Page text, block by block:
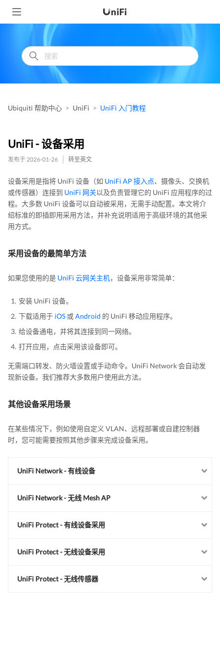
Ubiquiti 帮助中心 UniFi UniFi 入门教程
UniFi - 设备采用
发布于 2026-01-26 转至英文
设备采用是指将 UniFi 设备（如 UniFi AP 接入点、摄像头、交换机
或传感器）连接到 UniFi 网关以及负责管理它的 UniFi 应用程序的过
程。大多数 UniFi 设备可以自动被采用，无需手动配置。本文将介
绍标准的即插即用采用方法，并补充说明适用于高级环境的其他采
用方式。
采用设备的最简单方法
如果您使用的是 UniFi 云网关主机，设备采用非常简单：
安装 UniFi 设备。
下载适用于 iOS 或 Android 的 UniFi 移动应用程序。
给设备通电，并将其连接到同一网络。
打开应用，点击采用该设备即可。
无需端口转发、防火墙设置或手动命令。UniFi Network 会自动发
现新设备。我们推荐大多数用户使用此方法。
其他设备采用场景
在某些情况下，例如使用自定义 VLAN、远程部署或自建控制器
时，您可能需要按照其他步骤来完成设备采用。
UniFi Network - 有线设备
UniFi Network - 无线 Mesh AP
UniFi Protect - 有线设备采用
UniFi Protect - 无线设备采用
UniFi Protect - 无线传感器